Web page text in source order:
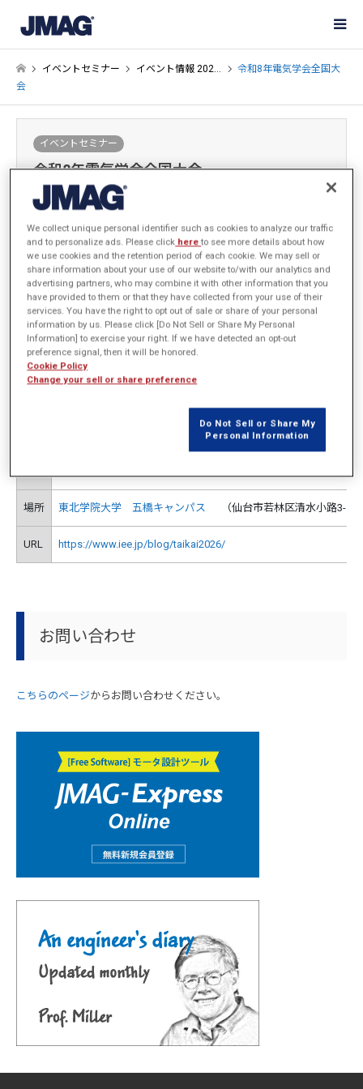
イベントセミナー イベント情報 202…
令和8年電気学会全国大
会
イベントセミナー
令和8年電気学会全国大会
2026-01-16
電気学会全国大会に出展いたします。
学会に参加された際はJMAGブースにもお気軽にお立ち寄りいただ
き、最新の活用事例をご確認ください。
開催概要
場所 東北学院大学 五橋キャンパス （仙台市若林区清水小路3-1）
URL https://www.iee.jp/blog/taikai2026/
お問い合わせ
こちらのページからお問い合わせください。
We collect unique personal identifier such as cookies to analyze our traffic
and to personalize ads. Please click hereto see more details about how
we use cookies and the retention period of each cookie. We may sell or
share information about your use of our website to/with our analytics and
advertising partners, who may combine it with other information that you
have provided to them or that they have collected from your use of their
services. You have the right to opt out of sale or share of your personal
information by us. Please click [Do Not Sell or Share My Personal
Information] to exercise your right. If we have detected an opt-out
preference signal, then it will be honored.
Cookie Policy
Change your sell or share preference
Do Not Sell or Share My
Personal Information